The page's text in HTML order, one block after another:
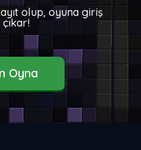
olup, oyuna giriş
Oyna